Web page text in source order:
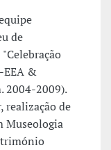
de
EEA &
2004-2009).
realização de
Museologia